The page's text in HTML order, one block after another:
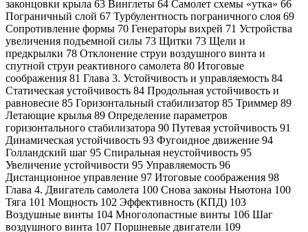
законцовки крыла 63 Винглеты 64 Самолет схемы «утка» 66
Пограничный слой 67 Турбулентность пограничного слоя 69
Сопротивление формы 70 Генераторы вихрей 71 Устройства
увеличения подъемной силы 73 Щитки 73 Щели и
предкрылки 78 Отклонение струи воздушного винта и
спутной струи реактивного самолета 80 Итоговые
соображения 81 Глава 3. Устойчивость и управляемость 84
Статическая устойчивость 84 Продольная устойчивость и
равновесие 85 Горизонтальный стабилизатор 85 Триммер 89
Летающие крылья 89 Определение параметров
горизонтального стабилизатора 90 Путевая устойчивость 91
Динамическая устойчивость 93 Фугоидное движение 94
Голландский шаг 95 Спиральная неустойчивость 95
Увеличение устойчивости 95 Управляемость 96
Дистанционное управление 97 Итоговые соображения 98
Глава 4. Двигатель самолета 100 Снова законы Ньютона 100
Тяга 101 Мощность 102 Эффективность (КПД) 103
Воздушные винты 104 Многолопастные винты 106 Шаг
воздушного винта 107 Поршневые двигатели 109